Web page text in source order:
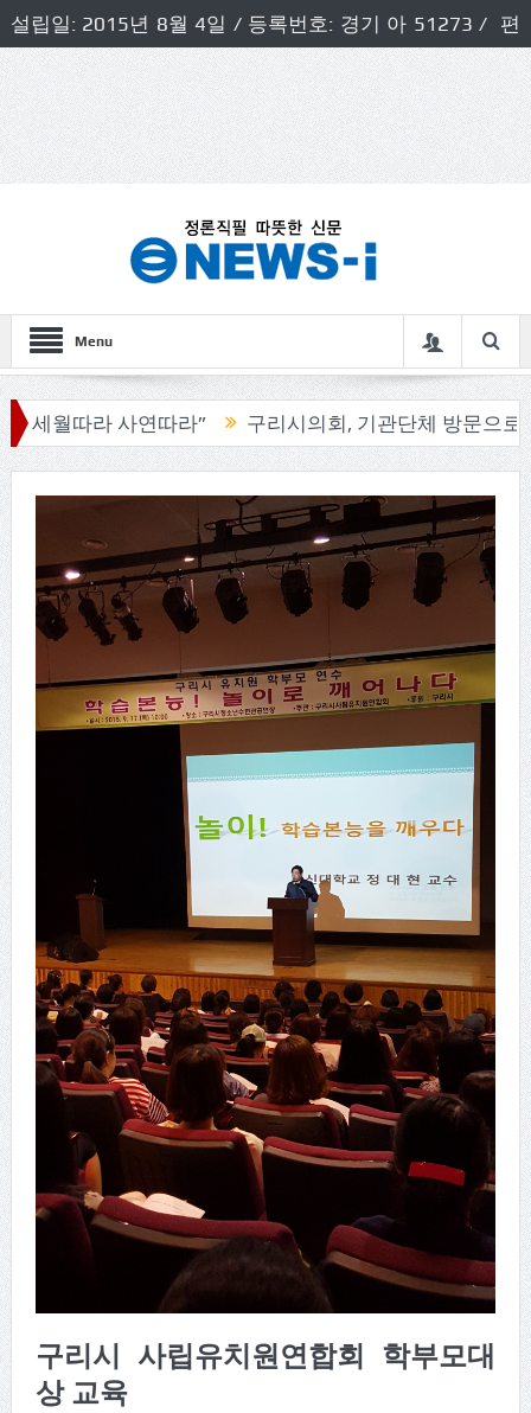
설립일: 2015년 8월 4일 / 등록번호: 경기 아 51273 / 편
집인 및 발행인: 허득천 / 개인정보책임자 및 청소년보호호
책임자: 최상규
Menu
라 사연따라” 구리시의회, 기관단체 방문으로 소통의정
구리시 사립유치원연합회 학부모대
상 교육